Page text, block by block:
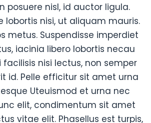
posuere nisl, id auctor ligula.
lobortis nisi, ut aliquam mauris.
metus. Suspendisse imperdiet
iacinia libero lobortis necau
nisi lectus, non semper
id. Pelle efficitur sit amet urna
Uteuismod et urna nec
elit, condimentum sit amet
vitae elit. Phasellus est turpis,